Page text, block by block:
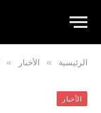
الرئيسية » الأخبار »
الأخبار